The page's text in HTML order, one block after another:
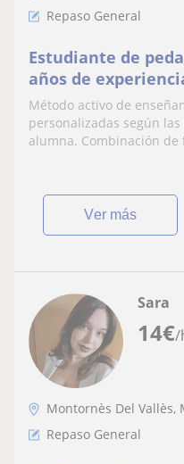
Repaso General
Estudiante de
años de
Método activo de
personalizadas según
alumna. Combinación
ver más
14€/
Sara
Montornès Del Vallès,
Repaso General